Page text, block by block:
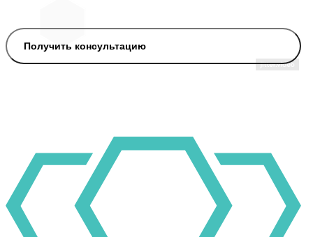
Получить консультацию